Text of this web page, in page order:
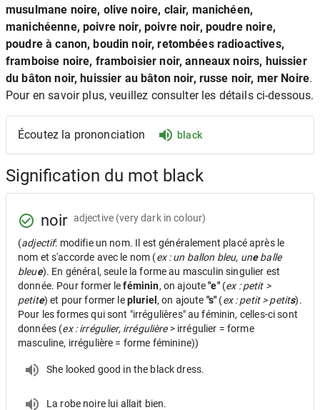
musulmane noire, olive noire, clair, manichéen,
manichéenne, poivre noir, poivre noir, poudre noire,
poudre à canon, boudin noir, retombées radioactives,
framboise noire, framboisier noir, anneaux noirs, huissier
du bâton noir, huissier au bâton noir, russe noir, mer Noire.
Pour en savoir plus, veuillez consulter les détails ci-dessous.
Écoutez la prononciation black
Signification du mot black
noir adjective (very dark in colour)
(adjectif: modifie un nom. Il est généralement placé après le
nom et s'accorde avec le nom (ex : un ballon bleu, uneballe
bleue). En général, seule la forme au masculin singulier est
donnée. Pour former leféminin, on ajoute"e"(ex : petit >
petite) et pour former lepluriel , on ajoute "s" (ex : petit > petits).
Pour les formes qui sont "irrégulières" au féminin, celles-ci sont
données (ex : irrégulier, irrégulière> irrégulier = forme
masculine, irrégulière = forme féminine))
She looked good in the black dress.
La robe noire lui allait bien.